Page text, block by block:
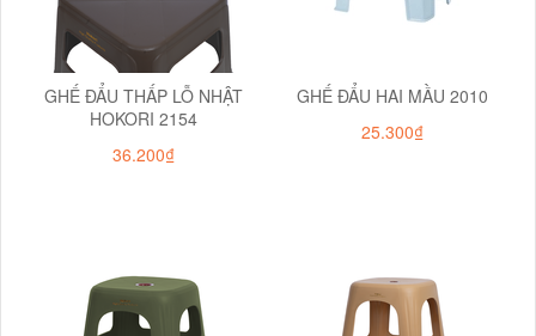
GHẾ ĐẨU THẤP LỖ NHẬT
HOKORI 2154
36.200₫
GHẾ ĐẨU HAI MẦU 2010
25.300₫